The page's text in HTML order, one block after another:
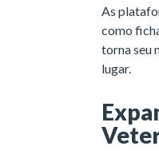
As
como
torna seu
lugar.